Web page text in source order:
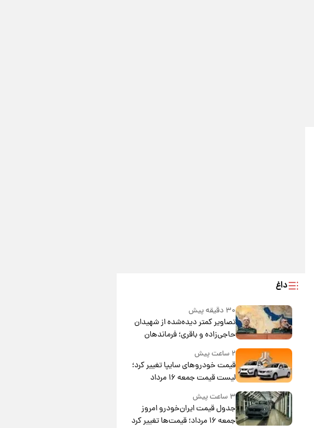
داغ
۳۰ دقیقه پیش
تصاویر کمتر دیده‌شده از شهیدان
حاجی‌زاده و باقری؛ فرماندهان
۲ ساعت پیش
قیمت خودروهای سایپا تغییر کرد؛
لیست قیمت جمعه ۱۶ مرداد
۳ ساعت پیش
جدول قیمت ایران‌خودرو امروز
جمعه ۱۶ مرداد؛ قیمت‌ها تغییر کرد